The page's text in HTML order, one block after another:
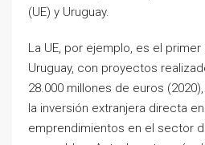
(UE) y Uruguay.
La UE, por ejemplo, es el
Uruguay, con proyectos
28.000 millones de euros
la inversión extranjera directa
emprendimientos en el sector